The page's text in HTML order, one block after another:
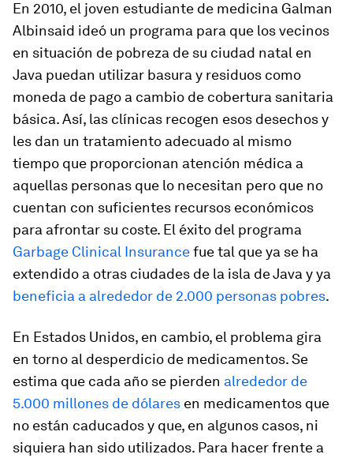
En 2010, el joven estudiante de medicina Galman
Albinsaid ideó un programa para que los vecinos
en situación de pobreza de su ciudad natal en
Java puedan utilizar basura y residuos como
moneda de pago a cambio de cobertura sanitaria
básica. Así, las clínicas recogen esos desechos y
les dan un tratamiento adecuado al mismo
tiempo que proporcionan atención médica a
aquellas personas que lo necesitan pero que no
cuentan con suficientes recursos económicos
para afrontar su coste. El éxito del programa
Garbage Clinical Insurancefue tal que ya se ha
extendido a otras ciudades de la isla de Java y ya
beneficia a alrededor de 2.000 personas pobres.
En Estados Unidos, en cambio, el problema gira
en torno al desperdicio de medicamentos. Se
estima que cada año se pierden alrededor de
5.000 millones de dólares en medicamentos que
no están caducados y que, en algunos casos, ni
siquiera han sido utilizados. Para hacer frente a